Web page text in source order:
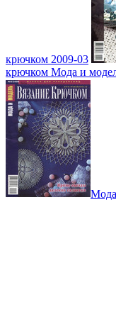
крючком 2009-03
крючком Мода и